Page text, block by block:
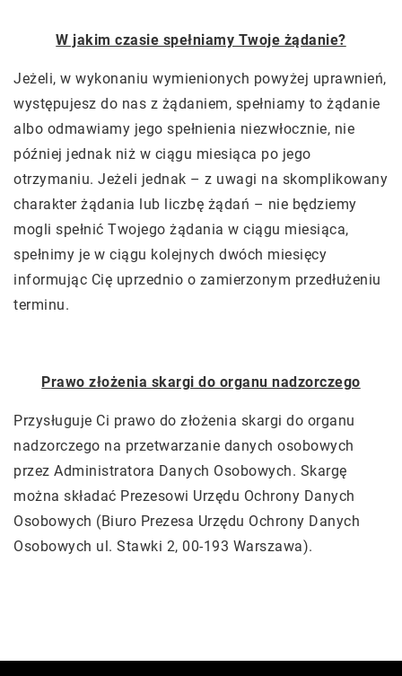
W jakim czasie spełniamy Twoje żądanie?
Jeżeli, w wykonaniu wymienionych powyżej uprawnień,
występujesz do nas z żądaniem, spełniamy to żądanie
albo odmawiamy jego spełnienia niezwłocznie, nie
później jednak niż w ciągu miesiąca po jego
otrzymaniu. Jeżeli jednak – z uwagi na skomplikowany
charakter żądania lub liczbę żądań – nie będziemy
mogli spełnić Twojego żądania w ciągu miesiąca,
spełnimy je w ciągu kolejnych dwóch miesięcy
informując Cię uprzednio o zamierzonym przedłużeniu
terminu.
Prawo złożenia skargi do organu nadzorczego
Przysługuje Ci prawo do złożenia skargi do organu
nadzorczego na przetwarzanie danych osobowych
przez Administratora Danych Osobowych. Skargę
można składać Prezesowi Urzędu Ochrony Danych
Osobowych (Biuro Prezesa Urzędu Ochrony Danych
Osobowych ul. Stawki 2, 00-193 Warszawa).